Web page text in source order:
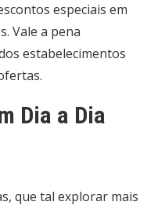
especiais em
Vale a pena
estabelecimentos
Dia a Dia
que tal explorar mais